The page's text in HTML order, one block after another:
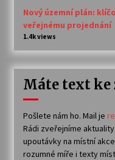
Nový územní plán:
veřejnému projednání
1.4k views
Máte text ke
Pošlete nám ho. Mail je
Rádi zveřejníme
upoutávky na místní
rozumné míře i texty